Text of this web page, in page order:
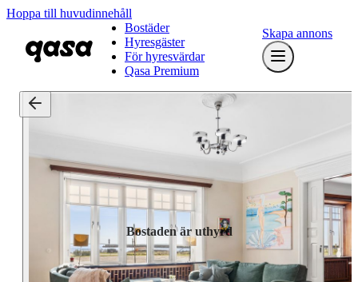
Hoppa till huvudinnehåll
Bostäder
Hyresgäster
För hyresvärdar
Qasa Premium
Skapa annons
Bostaden är uthyrd